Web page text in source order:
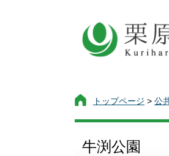
トップページ > 公
牛渕公園